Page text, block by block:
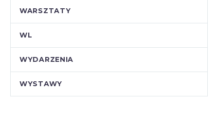
WARSZTATY
WL
WYDARZENIA
WYSTAWY